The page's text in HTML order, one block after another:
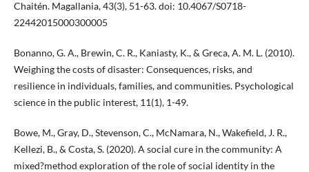
Chaitén. Magallania, 43(3), 51-63. doi: 10.4067/S0718-
22442015000300005
Bonanno, G. A., Brewin, C. R., Kaniasty, K., & Greca, A. M. L. (2010).
Weighing the costs of disaster: Consequences, risks, and
resilience in individuals, families, and communities. Psychological
science in the public interest, 11(1), 1-49.
Bowe, M., Gray, D., Stevenson, C., McNamara, N., Wakefield, J. R.,
Kellezi, B., & Costa, S. (2020). A social cure in the community: A
mixed?method exploration of the role of social identity in the